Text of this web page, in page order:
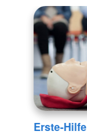
Erste-Hilfe